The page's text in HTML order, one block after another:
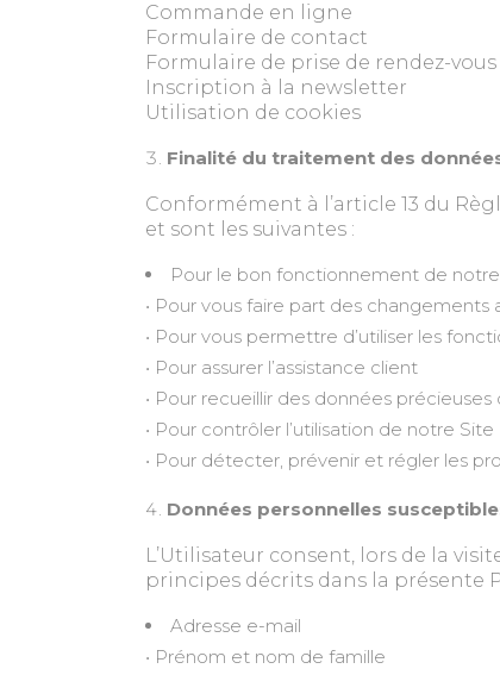
Commande en ligne
Formulaire de contact
Formulaire de prise de rendez-vous
Inscription à la newsletter
Utilisation de cookies
Finalité du traitement des
Conformément à l’article 13 du
et sont les suivantes :
Pour le bon fonctionnement de
• Pour vous faire part des
• Pour vous permettre d’utiliser les
• Pour assurer l’assistance client
• Pour recueillir des données
• Pour contrôler l’utilisation de notre
• Pour détecter, prévenir et régler les
Données personnelles
L’Utilisateur consent, lors de la
principes décrits dans la présente
Adresse e-mail
• Prénom et nom de famille